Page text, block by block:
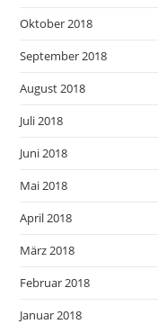
Oktober 2018
September 2018
August 2018
Juli 2018
Juni 2018
Mai 2018
April 2018
März 2018
Februar 2018
Januar 2018